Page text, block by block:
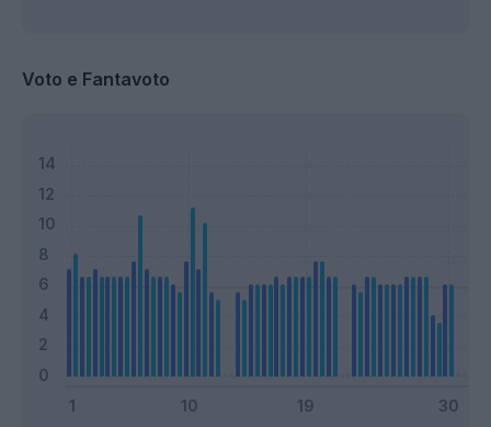
Voto e Fantavoto